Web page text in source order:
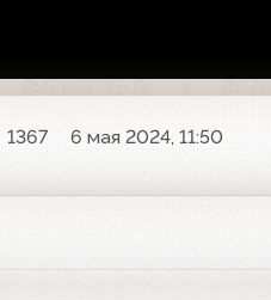
1367
6 мая 2024, 11:50